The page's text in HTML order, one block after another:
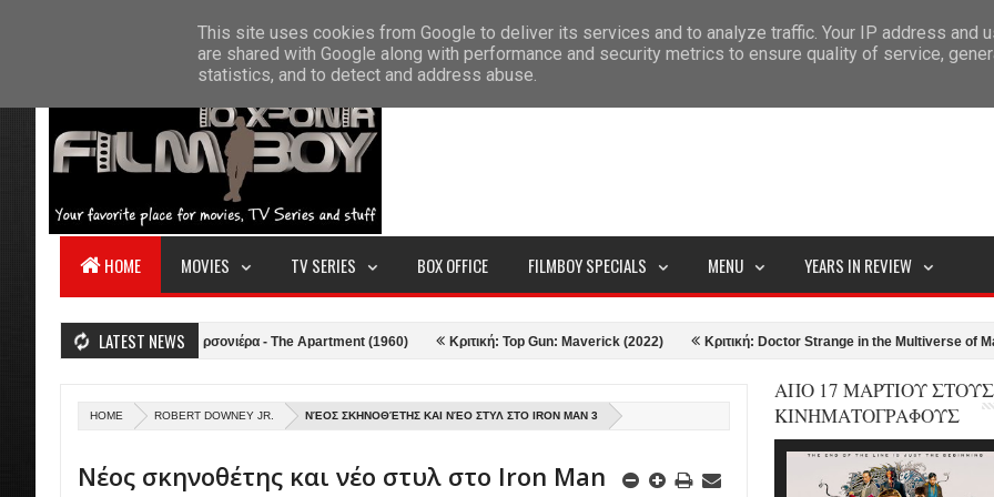
HOME ABOUT US CONTACT SITEMAP
HOME MOVIES TV SERIES BOX OFFICE FILMBOY SPECIALS MENU YEARS IN REVIEW
LATEST NEWS
Κριτική: Η Γκαρσονιέρα - The Apartment (1960) Κριτική: Top Gun: Maverick (2022) Κριτική: Doctor Strange in the Multiverse of Madness
HOME ROBERT DOWNEY JR. ΝΈΟΣ ΣΚΗΝΟΘΈΤΗΣ ΚΑΙ ΝΈΟ ΣΤΥΛ ΣΤΟ IRON MAN 3
Νέος σκηνοθέτης και νέο στυλ στο Iron Man
ΑΠΟ 17 ΜΑΡΤΙΟΥ ΣΤΟΥΣ
ΚΙΝΗΜΑΤΟΓΡΑΦΟΥΣ
This site uses cookies from Google to deliver its services and to analyze traffic. Your IP address and
are shared with Google along with performance and security metrics to ensure quality of service,
statistics, and to detect and address abuse.